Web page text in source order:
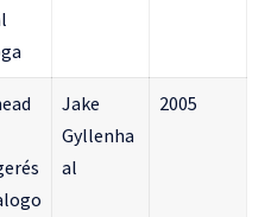
Jake
Gyllenha
al
2005